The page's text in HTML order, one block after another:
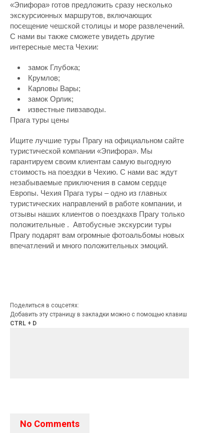
«Эпифора» готов предложить сразу несколько
экскурсионных маршрутов, включающих
посещение чешской столицы и море развлечений.
С нами вы также сможете увидеть другие
интересные места Чехии:
замок Глубока;
Крумлов;
Карловы Вары;
замок Орлик;
известные пивзаводы.
Прага туры цены
Ищите лучшие туры Прагу на официальном сайте
туристической компании «Эпифора». Мы
гарантируем своим клиентам самую выгодную
стоимость на поездки в Чехию. С нами вас ждут
незабываемые приключения в самом сердце
Европы. Чехия Прага туры – одно из главных
туристических направлений в работе компании, и
отзывы наших клиентов о поездкахв Прагу только
положительные . Автобусные экскурсии туры
Прагу подарят вам огромные фотоальбомы новых
впечатлений и много положительных эмоций.
Поделиться в соцсетях:
Добавить эту страницу в закладки можно с помощью клавиш
CTRL + D
No Comments